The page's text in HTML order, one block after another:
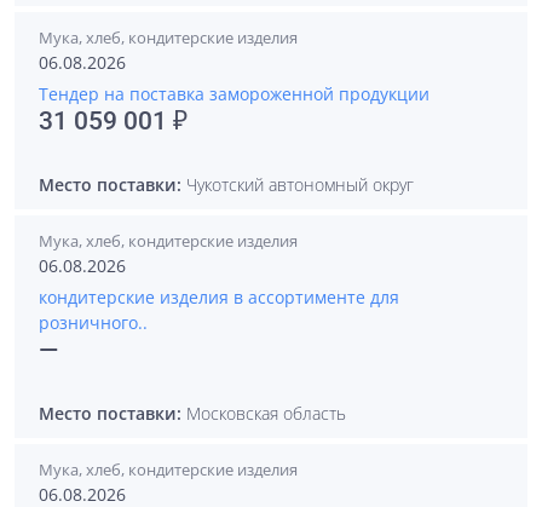
Мука, хлеб, кондитерские изделия
06.08.2026
Тендер на поставка замороженной продукции
31 059 001 ₽
Место поставки: Чукотский автономный округ
Мука, хлеб, кондитерские изделия
06.08.2026
кондитерские изделия в ассортименте для
розничного..
—
Место поставки: Московская область
Мука, хлеб, кондитерские изделия
06.08.2026